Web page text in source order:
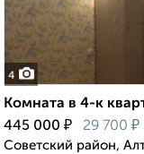
4
Комната в 4-к
445 000 ₽ 29 700 ₽
Советский район,